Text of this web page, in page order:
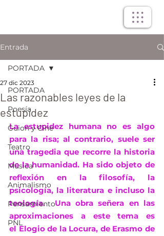
Entrada
PORTADA
Poesía
Guion y Cine
Teatro
Música
Animalismo
Pensamiento
PNL
PORTADA
Las razonables leyes de la
estupidez
27 dic 2023
La estupidez humana no es algo
para la risa; al contrario, suele ser
una tragedia que recorre la historia
de la humanidad. Ha sido objeto de
reflexión en la filosofía, la
psicología, la literatura e incluso la
teología.  Una obra señera en las
aproximaciones a este tema es
el Elogio de la Locura, de Erasmo de